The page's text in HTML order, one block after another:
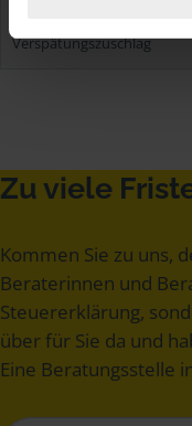
Verspätungszuschlag
Zu viele
Kommen Sie zu uns,
Beraterinnen und
Steuererklärung,
über für Sie da und
Eine Beratungsstelle